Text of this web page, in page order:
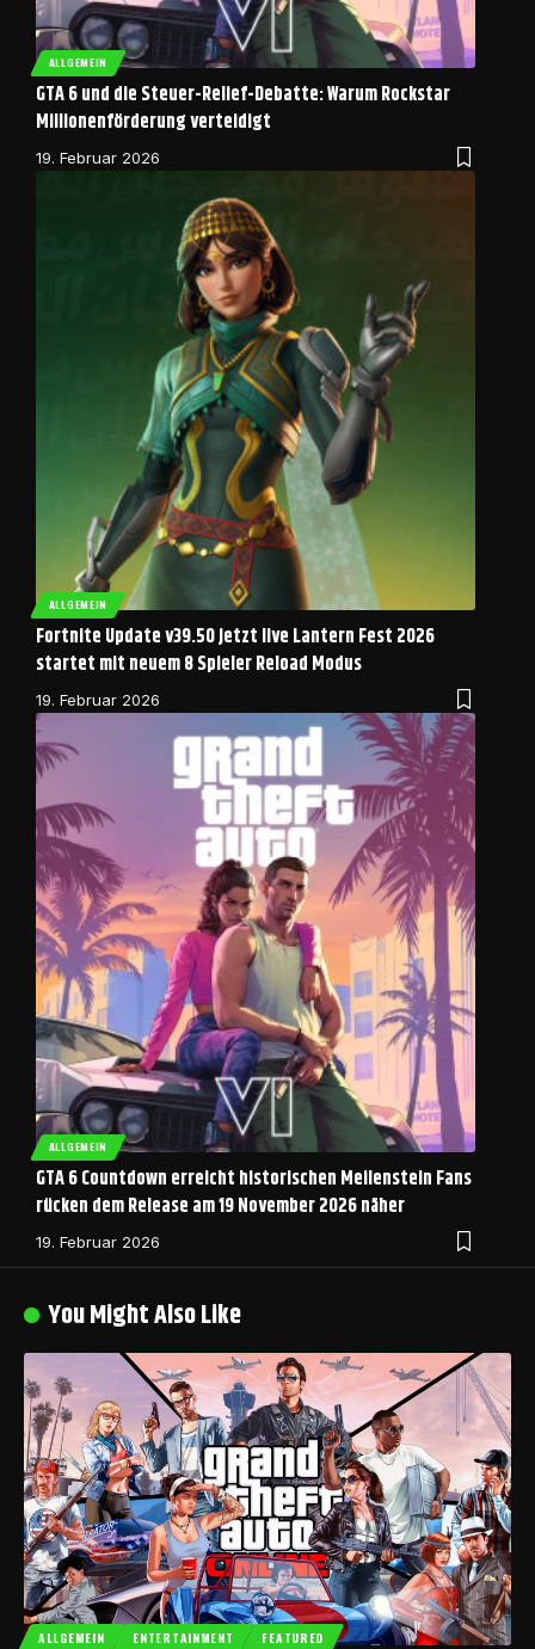
ALLGEMEIN
GTA 6 und die Steuer-Relief-Debatte: Warum Rockstar
Millionenförderung verteidigt
19. Februar 2026
ALLGEMEIN
Fortnite Update v39.50 jetzt live Lantern Fest 2026
startet mit neuem 8 Spieler Reload Modus
19. Februar 2026
ALLGEMEIN
GTA 6 Countdown erreicht historischen Meilenstein Fans
rücken dem Release am 19 November 2026 näher
19. Februar 2026
You Might Also Like
ALLGEMEIN ENTERTAINMENT FEATURED